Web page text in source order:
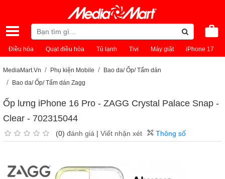
Điều hòa Quạt điều hòa Tủ lạnh Tivi Máy giặt iPhone 17
MediaMart.Vn Phụ kiện Mobile
Bao da/ Ốp/ Tấm dán
Bao da/ Ốp/ Tấm dán Zagg
Ốp lưng iPhone 16 Pro - ZAGG Crystal Palace Snap -
Clear - 702315044
(0) đánh giá | Viết nhận xét Thông số